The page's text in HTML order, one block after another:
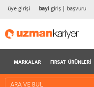
üye girişi bayigiriş başvuru
MARKALAR FIRSAT ÜRÜNLERI